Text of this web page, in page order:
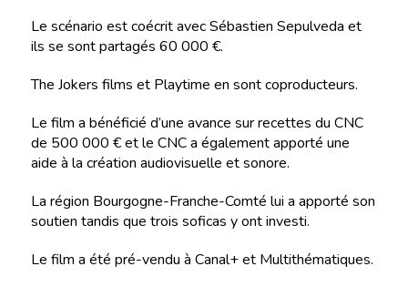
Le scénario est coécrit avec Sébastien Sepulveda et
ils se sont partagés 60 000 €.
The Jokers films et Playtime en sont coproducteurs.
Le film a bénéficié d’une avance sur recettes du CNC
de 500 000 € et le CNC a également apporté une
aide à la création audiovisuelle et sonore.
La région Bourgogne-Franche-Comté lui a apporté son
soutien tandis que trois soficas y ont investi.
Le film a été pré-vendu à Canal+ et Multithématiques.